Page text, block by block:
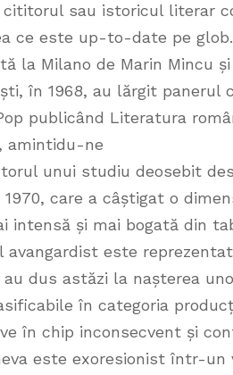
sau istoricul literar
ce este up-to-date pe
la Milano de Marin Mincu și
în 1968, au lărgit panerul
publicând Literatura
amintidu-ne
unui studiu deosebit
care a câștigat o
intensă și mai bogată din
este
dus astăzi la nașterea
în categoria
în chip inconsecvent și
este exoresionist într-